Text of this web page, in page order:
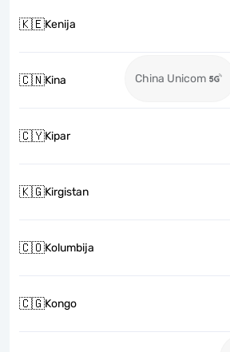
🇰🇪Kenija
🇨🇳Kina China Unicom
🇨🇾Kipar
🇰🇬Kirgistan
🇨🇴Kolumbija
🇨🇬Kongo